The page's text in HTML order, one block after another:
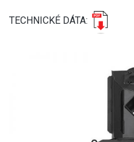
TECHNICKÉ DÁTA: